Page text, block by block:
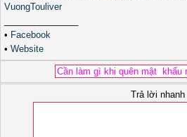
VuongTouliver
• Facebook
• Website
Trả lời nhanh